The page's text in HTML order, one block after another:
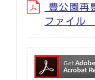
豊公園再
ファイル